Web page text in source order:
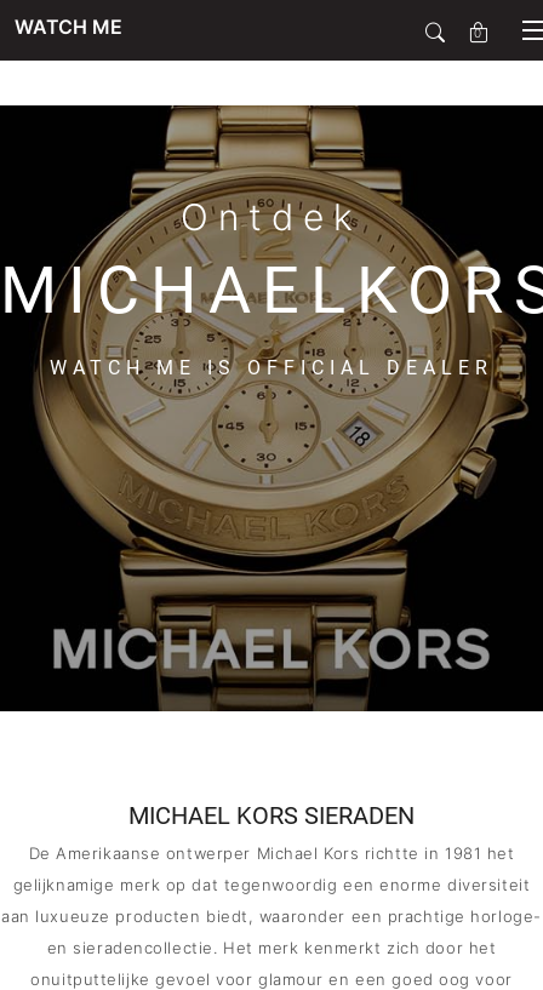
WATCH ME
HORLOGES
SMARTWATCHES
SOORT
CONTACT
0
Ontdek
WATCH ME IS OFFICIAL DEALER
MICHAEL KORS SIERADEN
De Amerikaanse ontwerper Michael Kors richtte in 1981 het
gelijknamige merk op dat tegenwoordig een enorme diversiteit
aan luxueuze producten biedt, waaronder een prachtige horloge-
en sieradencollectie. Het merk kenmerkt zich door het
onuitputtelijke gevoel voor glamour en een goed oog voor